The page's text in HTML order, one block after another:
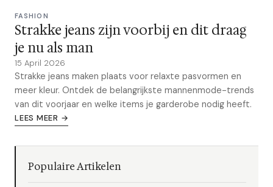
FASHION
Strakke jeans zijn voorbij en dit draag
je nu als man
15 April 2026
Strakke jeans maken plaats voor relaxte pasvormen en
meer kleur. Ontdek de belangrijkste mannenmode-trends
van dit voorjaar en welke items je garderobe nodig heeft.
LEES MEER →
Populaire Artikelen